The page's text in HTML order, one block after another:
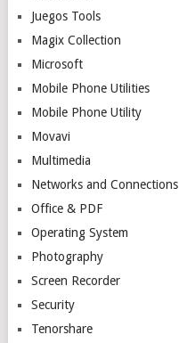
Juegos Tools
Magix Collection
Microsoft
Mobile Phone Utilities
Mobile Phone Utility
Movavi
Multimedia
Networks and Connections
Office & PDF
Operating System
Photography
Screen Recorder
Security
Tenorshare